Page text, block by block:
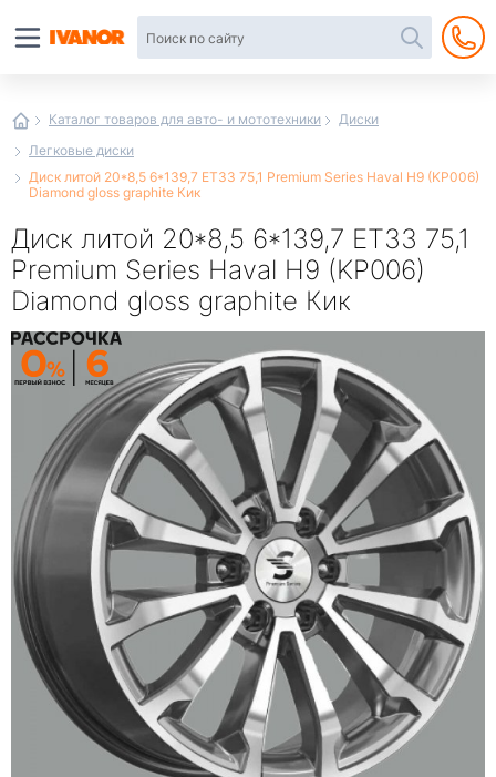
Каталог товаров для авто- и мототехники
Диски
Легковые диски
Диск литой 20*8,5 6*139,7 ET33 75,1 Premium Series Haval H9 (KP006)
Diamond gloss graphite Кик
Диск литой 20*8,5 6*139,7 ET33 75,1
Premium Series Haval H9 (KP006)
Diamond gloss graphite Кик
интернет-